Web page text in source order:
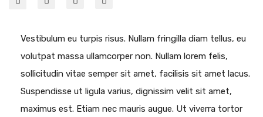
Vestibulum eu turpis risus. Nullam fringilla diam tellus, eu
volutpat massa ullamcorper non. Nullam lorem felis,
sollicitudin vitae semper sit amet, facilisis sit amet lacus.
Suspendisse ut ligula varius, dignissim velit sit amet,
maximus est. Etiam nec mauris augue. Ut viverra tortor